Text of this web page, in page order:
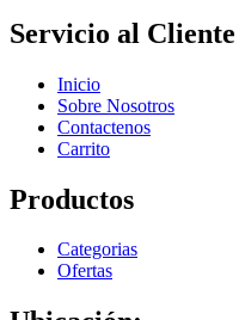
Servicio al Cliente
Inicio
Sobre Nosotros
Contactenos
Carrito
Productos
Categorias
Ofertas